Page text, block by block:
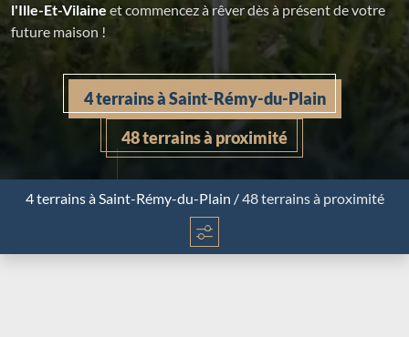
l'Ille-Et-Vilaine et commencez à rêver dès à présent de votre
future maison !
4 terrains à Saint-Rémy-du-Plain
48 terrains à proximité
4 terrainsà Saint-Rémy-du-Plain /48 terrains à proximité